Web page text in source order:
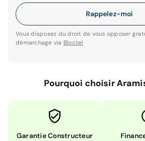
Rappelez-moi
Vous disposez du droit de vous opposer
démarchage via Bloctel
Pourquoi choisir
Garantie Constructeur